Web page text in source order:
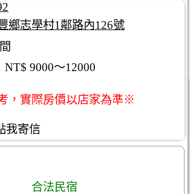
鄉志學村1鄰路內126號
NT$ 9000～12000
，實際房價以店家為準※
我寄信
合法民宿